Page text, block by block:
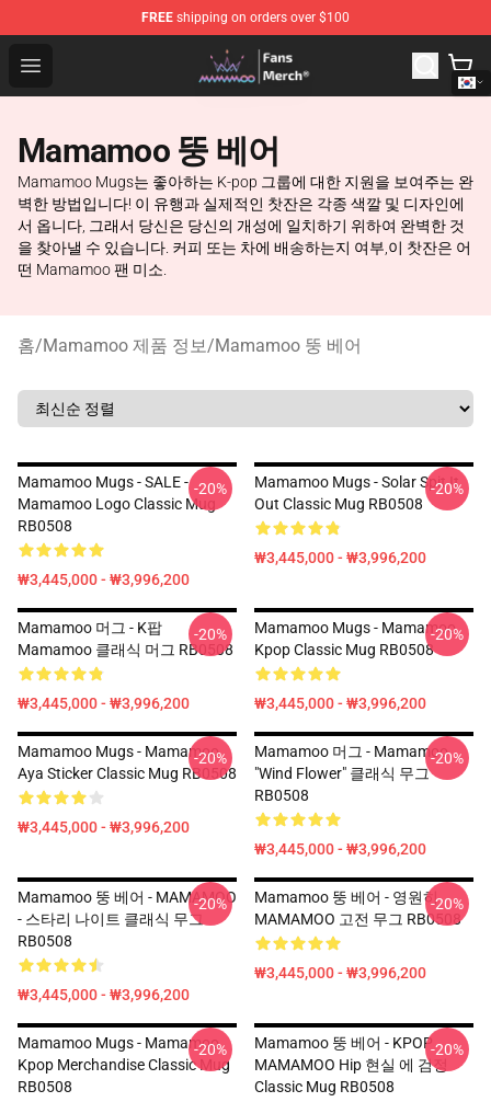
FREE shipping on orders over $100
Open menu
Mamamoo Store - Official Mamamoo Merchandise Shop
Mamamoo 뚱 베어
Mamamoo Mugs는 좋아하는 K-pop 그룹에 대한 지원을 보여주는 완
벽한 방법입니다! 이 유행과 실제적인 찻잔은 각종 색깔 및 디자인에
서 옵니다, 그래서 당신은 당신의 개성에 일치하기 위하여 완벽한 것
을 찾아낼 수 있습니다. 커피 또는 차에 배송하는지 여부,이 찻잔은 어
떤 Mamamoo 팬 미소.
홈/Mamamoo 제품 정보/Mamamoo 뚱 베어
Mamamoo Mugs - SALE -
Mamamoo Logo Classic Mug
RB0508
₩3,445,000 - ₩3,996,200
-20%
Mamamoo Mugs - Solar Spit It
Out Classic Mug RB0508
₩3,445,000 - ₩3,996,200
-20%
Mamamoo 머그 - K팝
Mamamoo 클래식 머그 RB0508
₩3,445,000 - ₩3,996,200
-20%
Mamamoo Mugs - Mamamoo
Kpop Classic Mug RB0508
₩3,445,000 - ₩3,996,200
-20%
Mamamoo Mugs - Mamamoo
Aya Sticker Classic Mug RB0508
₩3,445,000 - ₩3,996,200
-20%
Mamamoo 머그 - Mamamoo
"Wind Flower" 클래식 무그
RB0508
₩3,445,000 - ₩3,996,200
-20%
Mamamoo 뚱 베어 - MAMAMOO
- 스타리 나이트 클래식 무그
RB0508
₩3,445,000 - ₩3,996,200
-20%
Mamamoo 뚱 베어 - 영원히
MAMAMOO 고전 무그 RB0508
₩3,445,000 - ₩3,996,200
-20%
Mamamoo Mugs - Mamamoo
Kpop Merchandise Classic Mug
RB0508
-20%
Mamamoo 뚱 베어 - KPOP
MAMAMOO Hip 현실 에 검정
Classic Mug RB0508
-20%